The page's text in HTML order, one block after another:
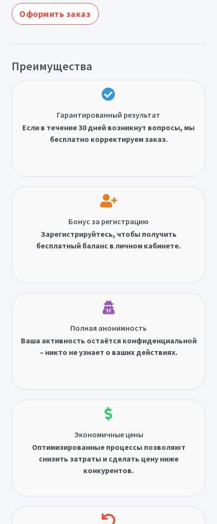
Оформить заказ
Преимущества
Гарантированный результат
Если в течение 30 дней возникнут вопросы, мы
бесплатно корректируем заказ.
Бонус за регистрацию
Зарегистрируйтесь, чтобы получить
бесплатный баланс в личном кабинете.
Полная анонимность
Ваша активность остаётся конфиденциальной
– никто не узнает о ваших действиях.
Экономичные цены
Оптимизированные процессы позволяют
снизить затраты и сделать цену ниже
конкурентов.